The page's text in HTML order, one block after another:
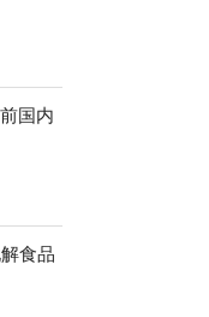
国内
食品